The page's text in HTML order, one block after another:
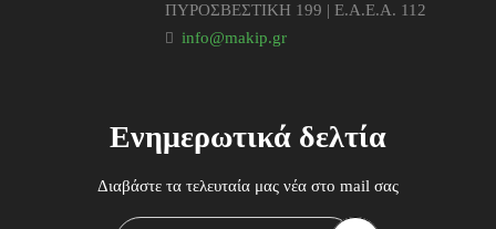
ΠΥΡΟΣΒΕΣΤΙΚΗ 199 | Ε.Α.Ε.Α. 112
info@makip.gr
Ενημερωτικά δελτία
Διαβάστε τα τελευταία μας νέα στο mail σας